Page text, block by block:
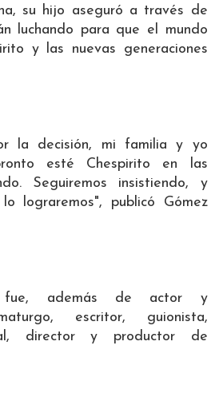
su hijo aseguró a través de
luchando para que el mundo
y las nuevas generaciones
la decisión, mi familia y yo
esté Chespirito en las
Seguiremos insistiendo, y
lograremos", publicó Gómez
fue, además de actor y
escritor, guionista,
director y productor de